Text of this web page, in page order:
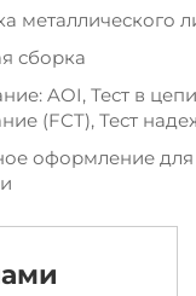
металлического
сборка
AOI, Тест в
(FCT), Тест
оформление для